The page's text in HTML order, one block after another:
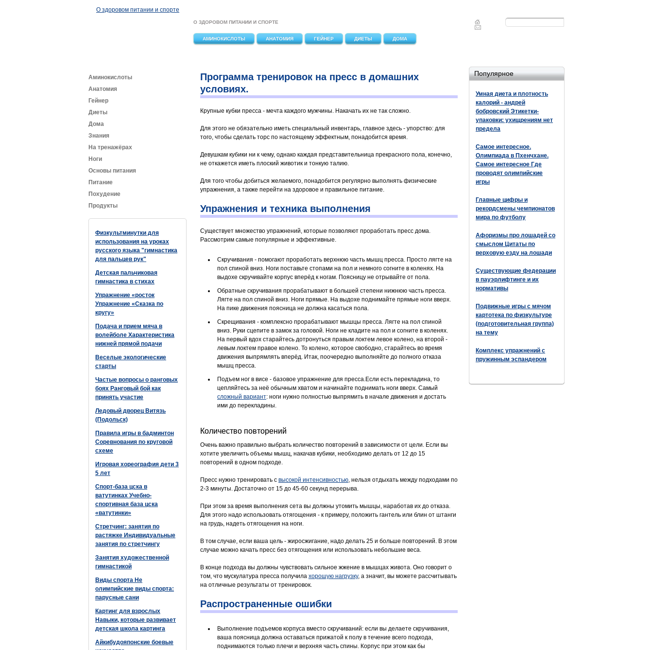
О здоровом питании и спорте
Форма
Поиск
О ЗДОРОВОМ ПИТАНИИ И СПОРТЕ
АМИНОКИСЛОТЫ АНАТОМИЯ ГЕЙНЕР ДИЕТЫ ДОМА
Популярное
Умная диета и плотность
калорий - андрей
бобровский Этикетки-
упаковки: ухищрениям нет
предела
Самое интересное.
Олимпиада в Пхенчхане.
Самое интересное Где
проводят олимпийские
игры
Главные цифры и
рекордсмены чемпионатов
мира по футболу
Афоризмы про лошадей со
смыслом Цитаты по
верховую езду на лошади
Существующие федерации
в пауэрлифтинге и их
нормативы
Подвижные игры с мячом
картотека по физкультуре
(подготовительная группа)
на тему
Комплекс упражнений с
пружинным эспандером
Аминокислоты
Анатомия
Гейнер
Диеты
Дома
Знания
На тренажёрах
Ноги
Основы питания
Питание
Похудение
Продукты
Физкультминутки для
использования на уроках
русского языка "гимнастика
для пальцев рук"
Детская пальчиковая
гимнастика в стихах
Упражнение «росток
Упражнение «Сказка по
кругу»
Подача и прием мяча в
волейболе Характеристика
нижней прямой подачи
Веселые экологические
старты
Частые вопросы о ранговых
боях Ранговый бой как
принять участие
Ледовый дворец Витязь
(Подольск)
Правила игры в бадминтон
Соревнования по круговой
схеме
Игровая хореография дети 3
5 лет
Спорт-база цска в
ватутинках Учебно-
спортивная база цска
«ватутинки»
Стретчинг: занятия по
растяжке Индивидуальные
занятия по стретчингу
Занятия художественной
гимнастикой
Виды спорта Не
олимпийские виды спорта:
парусные сани
Картинг для взрослых
Навыки, которые развивает
детская школа картинга
Айкибудояпонские боевые
Программа тренировок на пресс в домашних
условиях.
Крупные кубки пресса - мечта каждого мужчины. Накачать их не так сложно.
Для этого не обязательно иметь специальный инвентарь, главное здесь - упорство: для
того, чтобы сделать торс по настоящему эффектным, понадобится время.
Девушкам кубики ни к чему, однако каждая представительница прекрасного пола, конечно,
не откажется иметь плоский животик и тонкую талию.
Для того чтобы добиться желаемого, понадобится регулярно выполнять физические
упражнения, а также перейти на здоровое и правильное питание.
Упражнения и техника выполнения
Существует множество упражнений, которые позволяют проработать пресс дома.
Рассмотрим самые популярные и эффективные.
Скручивания - помогают проработать верхнюю часть мышц пресса. Просто лягте на
пол спиной вниз. Ноги поставьте стопами на пол и немного согните в коленях. На
выдохе скручивайте корпус вперёд к ногам. Поясницу не отрывайте от пола.
Обратные скручивания прорабатывают в большей степени нижнюю часть пресса.
Лягте на пол спиной вниз. Ноги прямые. На выдохе поднимайте прямые ноги вверх.
На пике движения поясница не должна касаться пола.
Скрещивания - комплексно прорабатывают мышцы пресса. Лягте на пол спиной
вниз. Руки сцепите в замок за головой. Ноги не кладите на пол и согните в коленях.
На первый вдох старайтесь дотронуться правым локтем левое колено, на второй -
левым локтем правое колено. То колено, которое свободно, старайтесь во время
движения выпрямлять вперёд. Итак, поочередно выполняйте до полного отказа
мышц пресса.
Подъем ног в висе - базовое упражнение для пресса.Если есть перекладина, то
цепляйтесь за неё обычным хватом и начинайте поднимать ноги вверх. Самый
сложный вариант: ноги нужно полностью выпрямить в начале движения и достать
ими до перекладины.
Количество повторений
Очень важно правильно выбрать количество повторений в зависимости от цели. Если вы
хотите увеличить объемы мышц, накачав кубики, необходимо делать от 12 до 15
повторений в одном подходе.
Пресс нужно тренировать с высокой интенсивностью, нельзя отдыхать между подходами по
2-3 минуты. Достаточно от 15 до 45-60 секунд перерыва.
При этом за время выполнения сета вы должны утомить мышцы, наработав их до отказа.
Для этого надо использовать отягощения - к примеру, положить гантель или блин от штанги
на грудь, надеть отягощения на ноги.
В том случае, если ваша цель - жиросжигание, надо делать 25 и больше повторений. В этом
случае можно качать пресс без отягощения или использовать небольшие веса.
В конце подхода вы должны чувствовать сильное жжение в мышцах живота. Оно говорит о
том, что мускулатура пресса получила хорошую нагрузку, а значит, вы можете рассчитывать
на отличные результаты от тренировок.
Распространенные ошибки
Выполнение подъемов корпуса вместо скручиваний: если вы делаете скручивания,
ваша поясница должна оставаться прижатой к полу в течение всего подхода,
поднимаются только плечи и верхняя часть спины. Корпус при этом как бы